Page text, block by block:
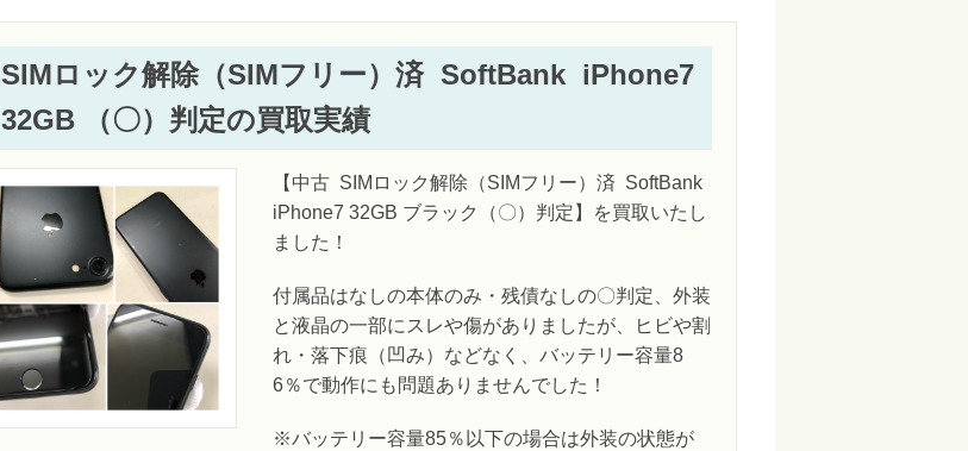
SIMロック解除（SIMフリー）済 SoftBank iPhone7
32GB （〇）判定の買取実績
【中古 SIMロック解除（SIMフリー）済 SoftBank
iPhone7 32GB ブラック（〇）判定】を買取いたし
ました！
付属品はなしの本体のみ・残債なしの〇判定、外装
と液晶の一部にスレや傷がありましたが、ヒビや割
れ・落下痕（凹み）などなく、バッテリー容量8
6％で動作にも問題ありませんでした！
※バッテリー容量85％以下の場合は外装の状態が